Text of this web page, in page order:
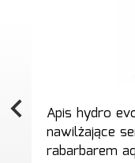
Apis hydro
nawilżające
rabarbarem